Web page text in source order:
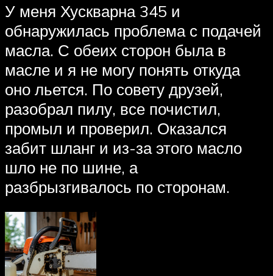
У меня Хускварна 345 и
обнаружилась проблема с подачей
масла. С обеих сторон была в
масле и я не могу понять откуда
оно льется. По совету друзей,
разобрал пилу, все почистил,
промыл и проверил. Оказался
забит шланг и из-за этого масло
шло не по шине, а
разбрызгивалось по сторонам.